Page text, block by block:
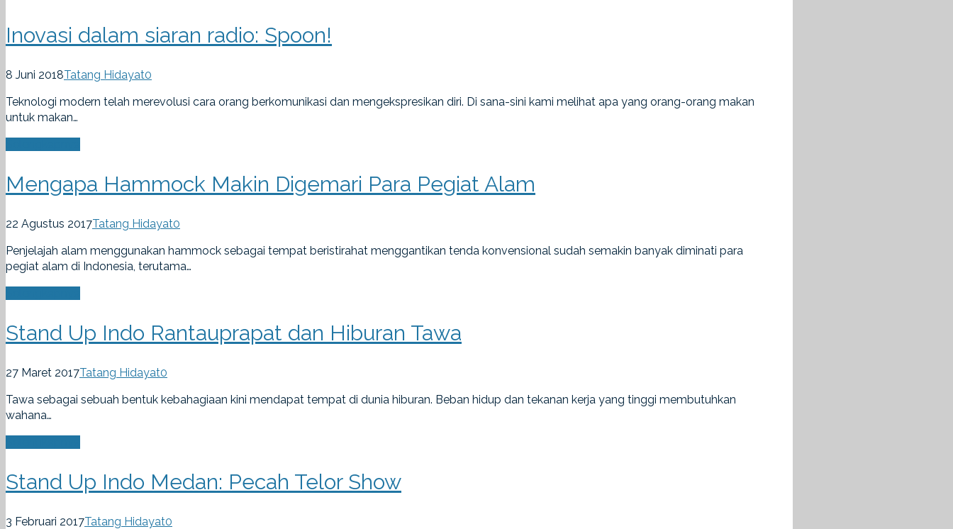
Inovasi dalam siaran radio: Spoon!
8 Juni 2018Tatang Hidayat0
Teknologi modern telah merevolusi cara orang berkomunikasi dan mengekspresikan diri. Di sana-sini kami melihat apa yang orang-orang makan
untuk makan…
Mengapa Hammock Makin Digemari Para Pegiat Alam
22 Agustus 2017Tatang Hidayat0
Penjelajah alam menggunakan hammock sebagai tempat beristirahat menggantikan tenda konvensional sudah semakin banyak diminati para
pegiat alam di Indonesia, terutama…
Stand Up Indo Rantauprapat dan Hiburan Tawa
27 Maret 2017Tatang Hidayat0
Tawa sebagai sebuah bentuk kebahagiaan kini mendapat tempat di dunia hiburan. Beban hidup dan tekanan kerja yang tinggi membutuhkan
wahana…
Stand Up Indo Medan: Pecah Telor Show
3 Februari 2017Tatang Hidayat0